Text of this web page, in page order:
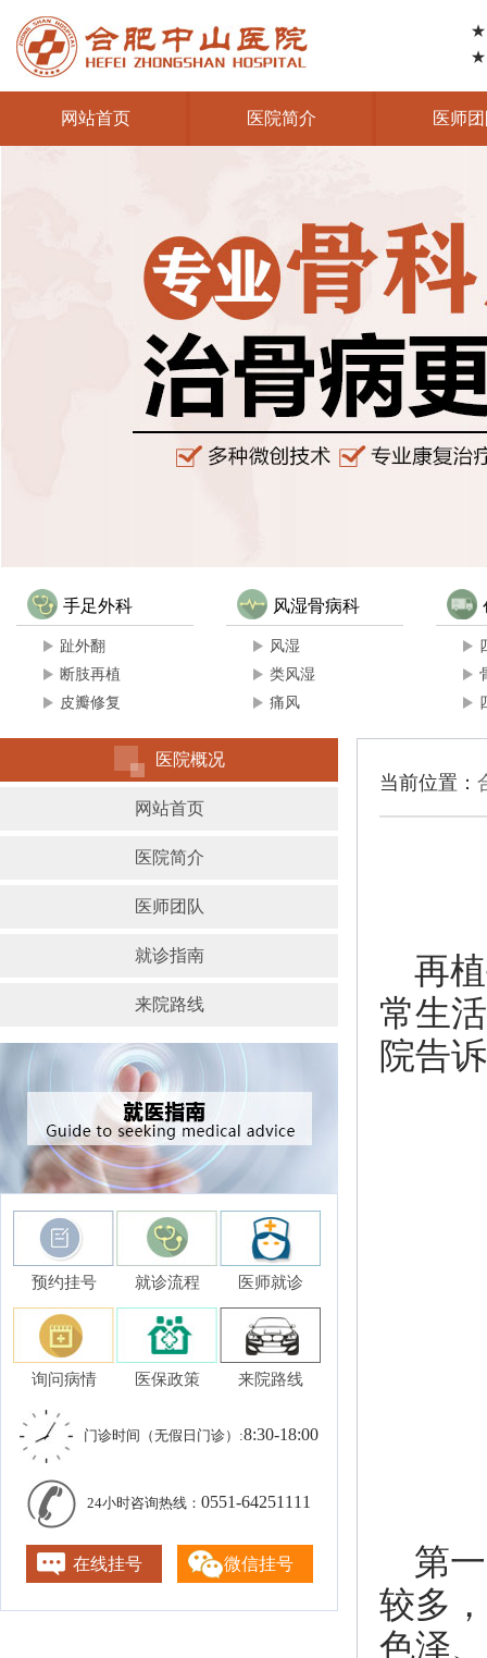
★
★
网站首页 医院简介 医师
手足外科
趾外翻
断肢再植
皮瓣修复
风湿骨病科
风湿
类风湿
痛风
医院概况
网站首页
医院简介
医师团队
就诊指南
来院路线
预约挂号 就诊流程 医师就诊
询问病情 医保政策 来院路线
门诊时间（无假日门诊）:8:30-18:00
24小时咨询热线： 0551-64251111
在线挂号 微信挂号
当前位置：
再
常生
院告
第
较多
色泽